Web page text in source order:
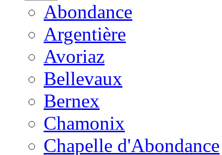
Abondance
Argentière
Avoriaz
Bellevaux
Bernex
Chamonix
Chapelle d'Abondance